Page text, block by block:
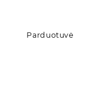
Parduotuvė